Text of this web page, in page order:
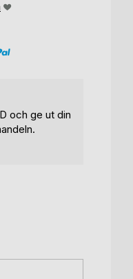
och ge ut din